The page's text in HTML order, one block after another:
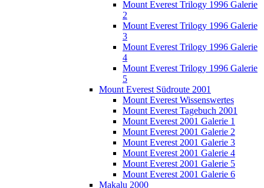
Mount Everest Trilogy 1996 Galerie
2
Mount Everest Trilogy 1996 Galerie
3
Mount Everest Trilogy 1996 Galerie
4
Mount Everest Trilogy 1996 Galerie
5
Mount Everest Südroute 2001
Mount Everest Wissenswertes
Mount Everest Tagebuch 2001
Mount Everest 2001 Galerie 1
Mount Everest 2001 Galerie 2
Mount Everest 2001 Galerie 3
Mount Everest 2001 Galerie 4
Mount Everest 2001 Galerie 5
Mount Everest 2001 Galerie 6
Makalu 2000